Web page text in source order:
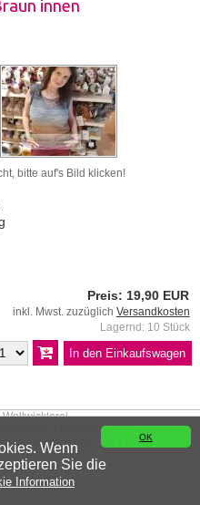
OK
Wenn
Sie die
Information
innen
bitte auf's Bild klicken!
Preis: 19,90 EUR
inkl. Mwst. zuzüglich Versandkosten
Lagernd: 10 Stück
Datenschutz|Impressum
by Austria4U - NET POOL